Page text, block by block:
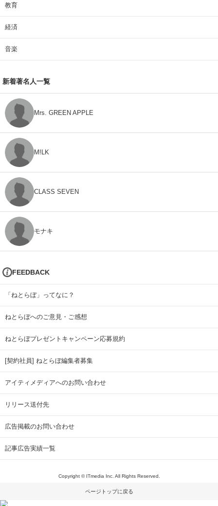
教育
経済
音楽
新着著名人一覧
Mrs. GREEN APPLE
M!LK
CLASS SEVEN
モナキ
FEEDBACK
「ねとらぼ」ってなに？
ねとらぼへのご意見・ご感想
ねとらぼプレゼントキャンペーン応募規約
[契約社員] ねとらぼ編集者募集
アイティメディアへのお問い合わせ
リリース送付先
広告掲載のお問い合わせ
記事広告実績一覧
Copyright © ITmedia Inc. All Rights Reserved.
ページトップに戻る